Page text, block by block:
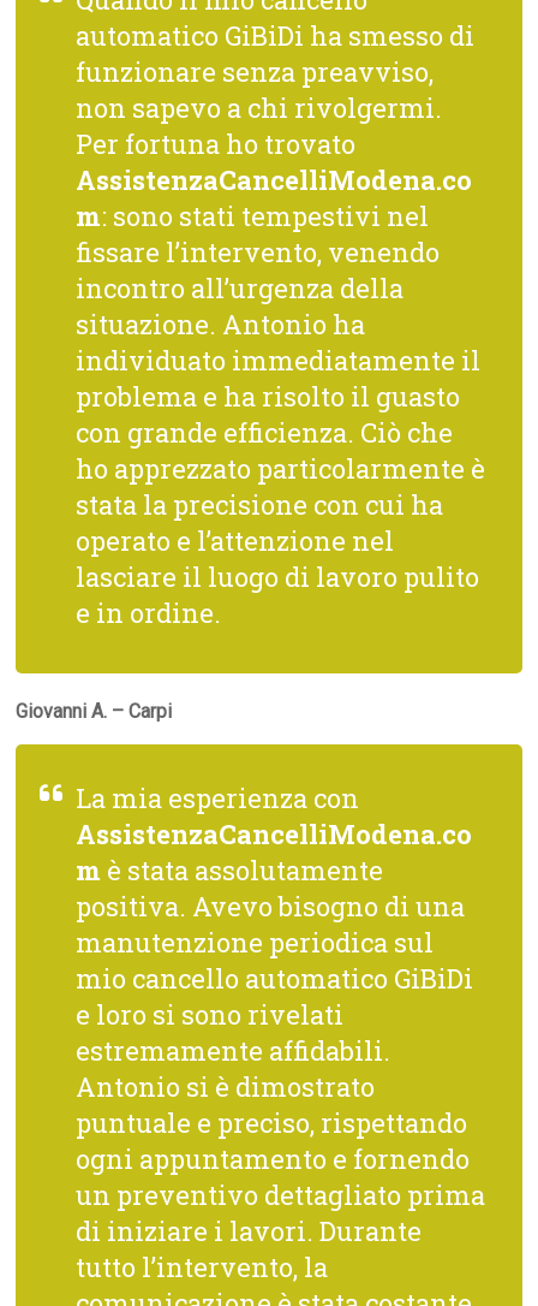
automatico GiBiDi ha smesso di
funzionare senza preavviso,
non sapevo a chi rivolgermi.
Per fortuna ho trovato
AssistenzaCancelliModena.co
m: sono stati tempestivi nel
fissare l’intervento, venendo
incontro all’urgenza della
situazione. Antonio ha
individuato immediatamente il
problema e ha risolto il guasto
con grande efficienza. Ciò che
ho apprezzato particolarmente è
stata la precisione con cui ha
operato e l’attenzione nel
lasciare il luogo di lavoro pulito
e in ordine.
Giovanni A. – Carpi
La mia esperienza con
AssistenzaCancelliModena.co
m è stata assolutamente
positiva. Avevo bisogno di una
manutenzione periodica sul
mio cancello automatico GiBiDi
e loro si sono rivelati
estremamente affidabili.
Antonio si è dimostrato
puntuale e preciso, rispettando
ogni appuntamento e fornendo
un preventivo dettagliato prima
di iniziare i lavori. Durante
tutto l’intervento, la